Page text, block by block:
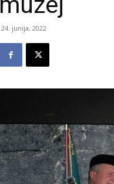
24. junija, 2022